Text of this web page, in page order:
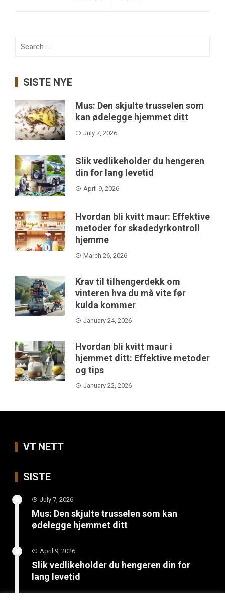
Search
SISTE NYE
Mus: Den skjulte trusselen som
kan ødelegge hjemmet ditt
July 7, 2026
Slik vedlikeholder du hengeren
din for lang levetid
April 9, 2026
Hvordan bli kvitt maur: Effektive
metoder for skadedyrkontroll
hjemme
March 26, 2026
Krav til tilhengerdekk om
vinteren hva du må vite før
kulda kommer
January 24, 2026
Hvordan bli kvitt maur i
hjemmet ditt: Effektive metoder
og tips
January 22, 2026
VT NETT
SISTE
July 7, 2026
Mus: Den skjulte trusselen som kan
ødelegge hjemmet ditt
April 9, 2026
Slik vedlikeholder du hengeren din for
lang levetid